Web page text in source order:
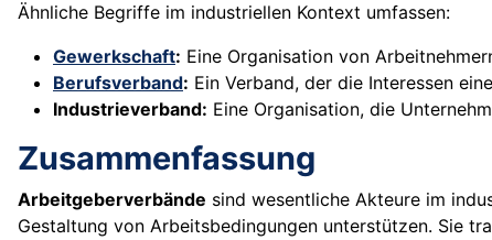
Ähnliche Begriffe im industriellen Kontext umfassen:
Gewerkschaft: Eine Organisation von
Berufsverband: Ein Verband, der die Interessen
Industrieverband: Eine Organisation, die
Zusammenfassung
Arbeitgeberverbände sind wesentliche Akteure im
Gestaltung von Arbeitsbedingungen unterstützen. Sie